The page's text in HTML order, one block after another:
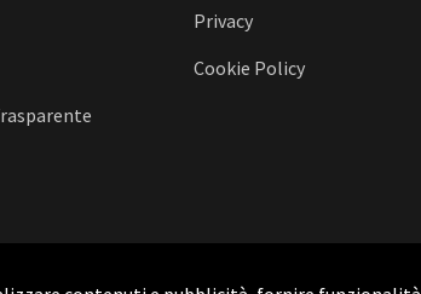
Privacy
Cookie Policy